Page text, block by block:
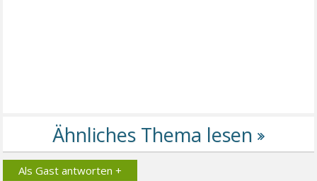
Als Gast antworten +